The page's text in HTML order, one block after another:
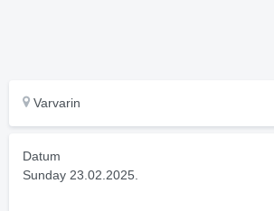
Varvarin
Datum
Sunday 23.02.2025.